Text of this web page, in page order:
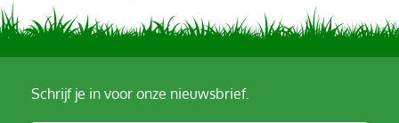
Schrijf je in voor onze nieuwsbrief.